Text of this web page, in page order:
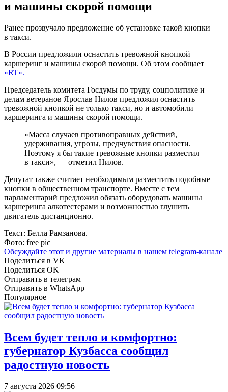
и машины скорой помощи
Ранее прозвучало предложение об установке такой кнопки
в такси.
В России предложили оснастить тревожной кнопкой
каршеринг и машины скорой помощи. Об этом сообщает
«RT».
Председатель комитета Госдумы по труду, соцполитике и
делам ветеранов Ярослав Нилов предложил оснастить
тревожной кнопкой не только такси, но и автомобили
каршеринга и машины скорой помощи.
«Масса случаев противоправных действий,
удерживания, угрозы, предчувствия опасности.
Поэтому я бы такие тревожные кнопки разместил
в такси», — отметил Нилов.
Депутат также считает необходимым разместить подобные
кнопки в общественном транспорте. Вместе с тем
парламентарий предложил обязать оборудовать машины
каршеринга алкотестерами и возможностью глушить
двигатель дистанционно.
Текст: Белла Рамзанова.
Фото: free pic
Обсуждайте этот и другие материалы в нашем telegram-канале
Поделиться в VK
Поделиться OK
Отправить в телеграм
Отправить в WhatsApp
Популярное
Всем будет тепло и комфортно:
губернатор Кузбасса сообщил
радостную новость
7 августа 2026 09:56